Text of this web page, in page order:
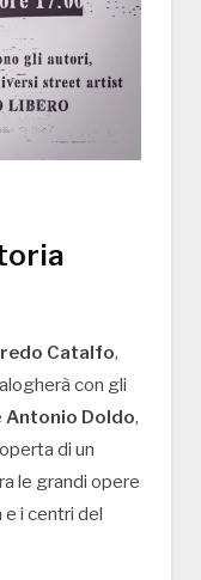
Catalfo,
con gli
Antonio Doldo,
di un
le grandi opere
i centri del